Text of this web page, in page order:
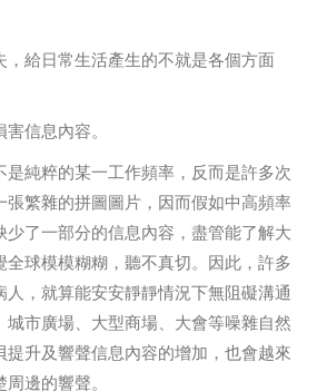
，給日常生活產生的不就是各個方面
信息內容。
是純粹的某一工作頻率，反而是許多次
張繁雜的拼圖圖片，因而假如中高頻率
少了一部分的信息內容，盡管能了解大
全球模模糊糊，聽不真切。因此，許多
，就算能安安靜靜情況下無阻礙溝通
城市廣場、大型商場、大會等噪雜自然
提升及響聲信息內容的增加，也會越來
邊的響聲。